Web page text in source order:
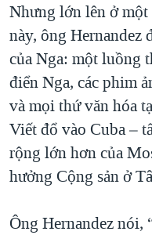
BÊN KIA QUỐC LỘ:
QUAN HỆ VIỆT MỸ
Nhưng lớn lên ở
này, ông Hernandez
của Nga: một luồng
điển Nga, các phim
và mọi thứ văn hóa
Viết đổ vào Cuba –
rộng lớn hơn của
hưởng Cộng sản ở
Ông Hernandez nói,